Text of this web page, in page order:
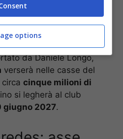
da Daniele Longo,
verserà nelle casse del
circa cinque milioni di
si legherà al club
giugno 2027.
options